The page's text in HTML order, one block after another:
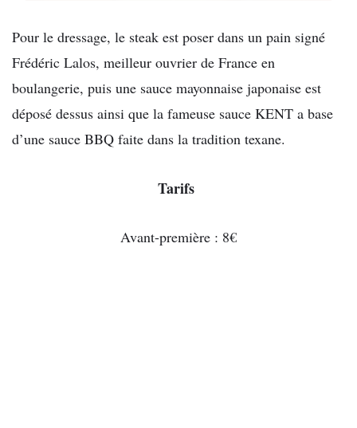
Pour le dressage, le steak est poser dans un pain signé
Frédéric Lalos, meilleur ouvrier de France en
boulangerie, puis une sauce mayonnaise japonaise est
déposé dessus ainsi que la fameuse sauce KENT a base
d’une sauce BBQ faite dans la tradition texane.
Tarifs
Avant-première : 8€